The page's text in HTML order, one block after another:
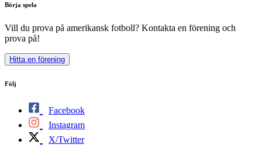
Börja spela
Vill du prova på amerikansk fotboll? Kontakta en förening och
prova på!
Hitta en förening
Följ
Facebook
Instagram
X/Twitter